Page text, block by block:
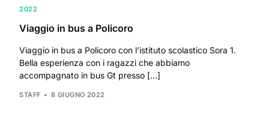
2022
Viaggio in bus a Policoro
Viaggio in bus a Policoro con l’istituto scolastico Sora 1.
Bella esperienza con i ragazzi che abbiamo
accompagnato in bus Gt presso […]
STAFF 8 GIUGNO 2022